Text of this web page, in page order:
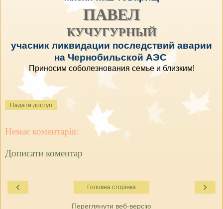
ПАВЕЛ
КУЧУГУРНЫЙ
учасник ликвидации последствий аварии
на Чернобильской АЭС
Приносим соболезнования семье и близким!
Надати доступ
Немає коментарів:
Дописати коментар
‹ ›
Головна сторінка
Переглянути веб-версію